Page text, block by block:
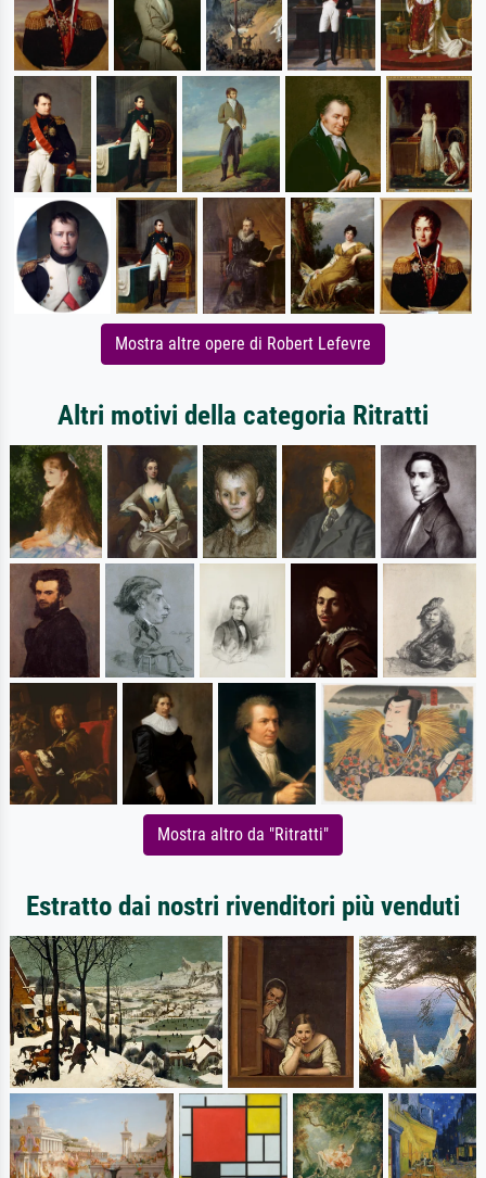
Mostra altre opere di Robert Lefevre
Altri motivi della categoria Ritratti
Mostra altro da "Ritratti"
Estratto dai nostri rivenditori più venduti